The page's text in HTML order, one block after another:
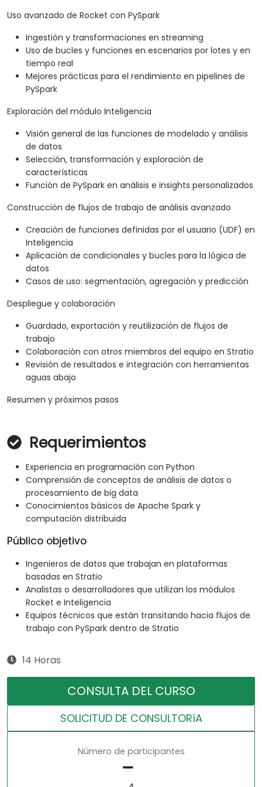
Uso avanzado de Rocket con PySpark
Ingestión y transformaciones en streaming
Uso de bucles y funciones en escenarios por lotes y en
tiempo real
Mejores prácticas para el rendimiento en pipelines de
PySpark
Exploración del módulo Inteligencia
Visión general de las funciones de modelado y análisis
de datos
Selección, transformación y exploración de
características
Función de PySpark en análisis e insights personalizados
Construcción de flujos de trabajo de análisis avanzado
Creación de funciones definidas por el usuario (UDF) en
Inteligencia
Aplicación de condicionales y bucles para la lógica de
datos
Casos de uso: segmentación, agregación y predicción
Despliegue y colaboración
Guardado, exportación y reutilización de flujos de
trabajo
Colaboración con otros miembros del equipo en Stratio
Revisión de resultados e integración con herramientas
aguas abajo
Resumen y próximos pasos
Requerimientos
Experiencia en programación con Python
Comprensión de conceptos de análisis de datos o
procesamiento de big data
Conocimientos básicos de Apache Spark y
computación distribuida
Público objetivo
Ingenieros de datos que trabajan en plataformas
basadas en Stratio
Analistas o desarrolladores que utilizan los módulos
Rocket e Inteligencia
Equipos técnicos que están transitando hacia flujos de
trabajo con PySpark dentro de Stratio
14 Horas
CONSULTA DEL CURSO
SOLICITUD DE CONSULTORíA
Número de participantes